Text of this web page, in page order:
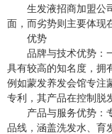
生发液招商加盟公
面，而劣势则主要体现
优势
品牌与技术优势：
具有较高的知名度，拥
例如蒙发养发会馆专注
专利，其产品在控制脱
产品与服务优势：
品线，涵盖洗发水、育